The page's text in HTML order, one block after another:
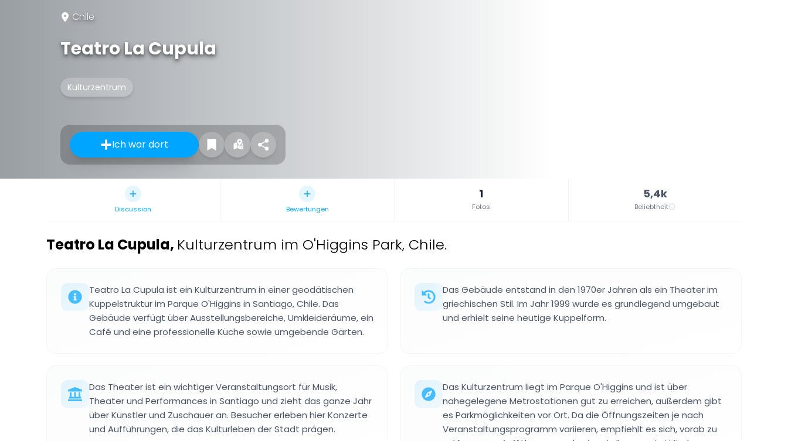
Chile
Teatro La Cupula
Kulturzentrum
Ich war dort
Discussion Bewertungen
1
Fotos
5,4k
Beliebtheit
Teatro La Cupula, Kulturzentrum im O'Higgins Park, Chile.
Teatro La Cupula ist ein Kulturzentrum in einer geodätischen
Kuppelstruktur im Parque O'Higgins in Santiago, Chile. Das
Gebäude verfügt über Ausstellungsbereiche, Umkleideräume, ein
Café und eine professionelle Küche sowie umgebende Gärten.
Das Gebäude entstand in den 1970er Jahren als ein Theater im
griechischen Stil. Im Jahr 1999 wurde es grundlegend umgebaut
und erhielt seine heutige Kuppelform.
Das Theater ist ein wichtiger Veranstaltungsort für Musik,
Theater und Performances in Santiago und zieht das ganze Jahr
über Künstler und Zuschauer an. Besucher erleben hier Konzerte
und Aufführungen, die das Kulturleben der Stadt prägen.
Das Kulturzentrum liegt im Parque O'Higgins und ist über
nahegelegene Metrostationen gut zu erreichen, außerdem gibt
es Parkmöglichkeiten vor Ort. Da die Öffnungszeiten je nach
Veranstaltungsprogramm variieren, empfiehlt es sich, vorab zu